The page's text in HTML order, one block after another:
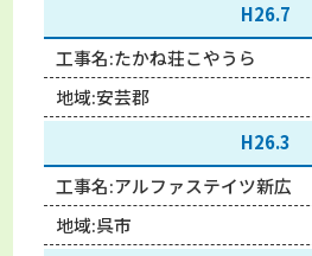
H26.7
工事名:たかね荘こやうら
地域:安芸郡
H26.3
工事名:アルファステイツ新広
地域:呉市